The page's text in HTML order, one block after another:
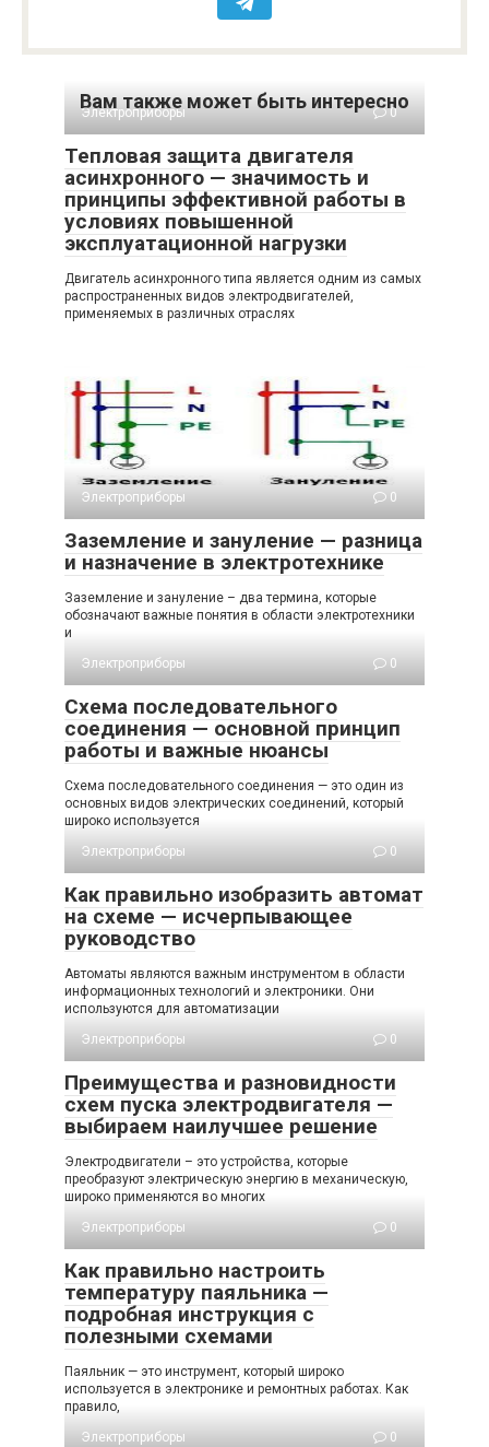
Вам также может быть интересно
Электроприборы 0
Тепловая защита двигателя
асинхронного — значимость и
принципы эффективной работы в
условиях повышенной
эксплуатационной нагрузки
Двигатель асинхронного типа является одним из самых
распространенных видов электродвигателей,
применяемых в различных отраслях
Электроприборы 0
Заземление и зануление — разница
и назначение в электротехнике
Заземление и зануление – два термина, которые
обозначают важные понятия в области электротехники
и
Электроприборы
0
Схема последовательного
соединения — основной принцип
работы и важные нюансы
Схема последовательного соединения — это один из
основных видов электрических соединений, который
широко используется
Электроприборы
0
Как правильно изобразить автомат
на схеме — исчерпывающее
руководство
Автоматы являются важным инструментом в области
информационных технологий и электроники. Они
используются для автоматизации
Электроприборы
0
Преимущества и разновидности
схем пуска электродвигателя —
выбираем наилучшее решение
Электродвигатели – это устройства, которые
преобразуют электрическую энергию в механическую,
широко применяются во многих
Электроприборы
0
Как правильно настроить
температуру паяльника —
подробная инструкция с
полезными схемами
Паяльник — это инструмент, который широко
используется в электронике и ремонтных работах. Как
правило,
Электроприборы
0